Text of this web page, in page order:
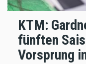
KTM:
fünften
Vorsprung